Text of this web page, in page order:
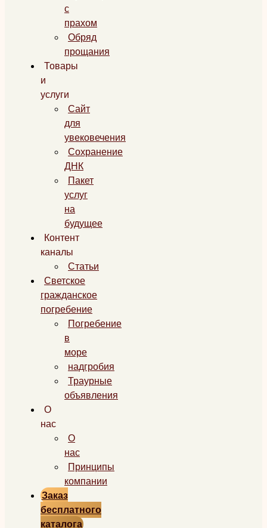
с
прахом
Обряд
прощания
Товары
и
услуги
Сайт
для
увековечения
Сохранение
ДНК
Пакет
услуг
на
будущее
Контент
каналы
Статьи
Светское
гражданское
погребение
Погребение
в
море
надгробия
Траурные
объявления
О
нас
О
нас
Принципы
компании
Заказ
бесплатного
каталога